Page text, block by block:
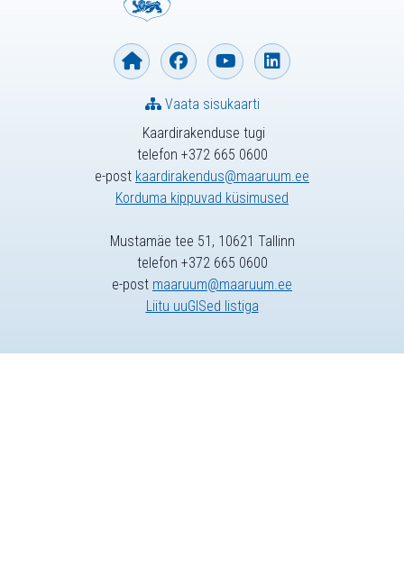
Kaardirakenduse tugi
telefon +372 665 0600
e-post kaardirakendus@maaruum.ee
Korduma kippuvad küsimused
Vaata sisukaarti
Mustamäe tee 51, 10621 Tallinn
telefon +372 665 0600
e-post maaruum@maaruum.ee
Liitu uuGISed listiga